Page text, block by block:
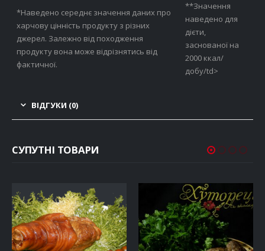
*Наведено середнє значення даних про
харчову цінність продукту з різних
джерел. Залежно від походження
продукту вона може відрізнятись від
фактичної.
**Значення
наведено для
дієти,
заснованої на
2000 ккал/
добу/td>
ВІДГУКИ (0)
СУПУТНІ ТОВАРИ